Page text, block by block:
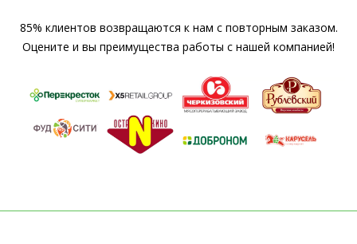
85% клиентов возвращаются к нам с повторным заказом.
Оцените и вы преимущества работы с нашей компанией!